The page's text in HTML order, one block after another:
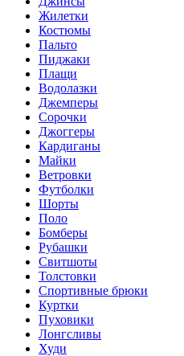
Жилетки
Костюмы
Пальто
Пиджаки
Плащи
Водолазки
Джемперы
Сорочки
Джоггеры
Кардиганы
Майки
Ветровки
Футболки
Шорты
Поло
Бомберы
Рубашки
Свитшоты
Толстовки
Спортивные брюки
Куртки
Пуховики
Лонгсливы
Худи